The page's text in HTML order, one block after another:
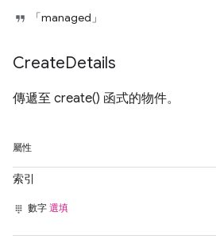
「managed」
CreateDetails
傳遞至 create() 函式的物件。
屬性
索引
數字 選填